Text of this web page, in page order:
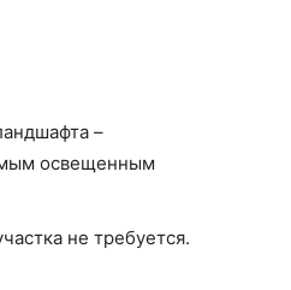
–
освещенным
не требуется.